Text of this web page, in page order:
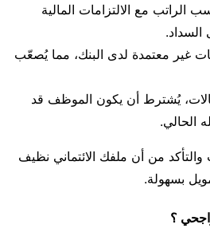
الراتب مع الالتزامات المالية
السداد.
غير معتمدة لدى البنك، مما يُصعّب
يُشترط أن يكون الموظف قد
الحالي.
والتأكد من أن ملفك الائتماني نظيف
بسهولة.
؟